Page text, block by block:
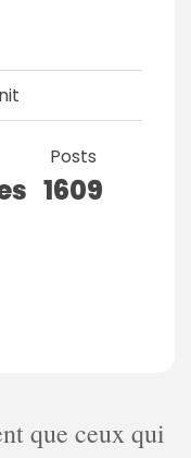
Posts
1609
que ceux qui